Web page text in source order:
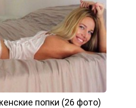
попки (26 фото)